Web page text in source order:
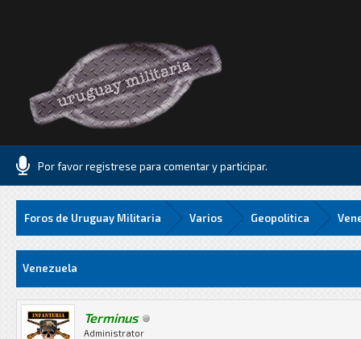
Por favor registrese para comentar y participar.
Foros de Uruguay Militaria Varios Geopolitica
Venezuela
Terminus
Administrator